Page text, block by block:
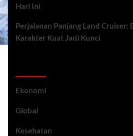
Hari Ini
Perjalanan Panjang Land Cruiser:
Karakter Kuat Jadi Kunci
Ekonomi
Global
Kesehatan